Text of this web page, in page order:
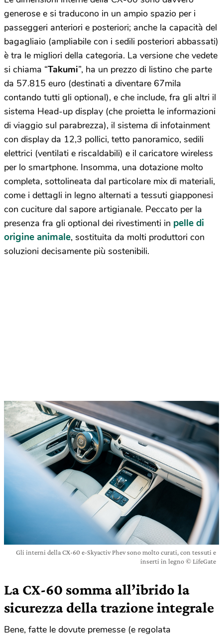
generose e si traducono in un ampio spazio per i
passeggeri anteriori e posteriori; anche la capacità del
bagagliaio (ampliabile con i sedili posteriori abbassati)
è tra le migliori della categoria. La versione che vedete
si chiama “Takumi”, ha un prezzo di listino che parte
da 57.815 euro (destinati a diventare 67mila
contando tutti gli optional), e che include, fra gli altri il
sistema Head-up display (che proietta le informazioni
di viaggio sul parabrezza), il sistema di infotainment
con display da 12,3 pollici, tetto panoramico, sedili
elettrici (ventilati e riscaldabili) e il caricatore wireless
per lo smartphone. Insomma, una dotazione molto
completa, sottolineata dal particolare mix di materiali,
come i dettagli in legno alternati a tessuti giapponesi
con cuciture dal sapore artigianale. Peccato per la
presenza fra gli optional dei rivestimenti in pelle di
origine animale, sostituita da molti produttori con
soluzioni decisamente più sostenibili.
Gli interni della CX-60 e-Skyactiv Phev sono molto curati, con tessuti e
inserti in legno © LifeGate
La CX-60 somma all’ibrido la
sicurezza della trazione integrale
Bene, fatte le dovute premesse (e regolata